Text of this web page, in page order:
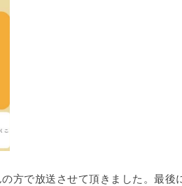
方で放送させて頂きました。最後